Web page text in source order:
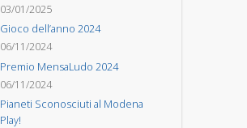
03/01/2025
Gioco dell’anno 2024
06/11/2024
Premio MensaLudo 2024
06/11/2024
Pianeti Sconosciuti al Modena
Play!